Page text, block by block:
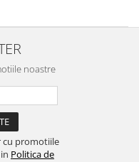
noastre
cu promotiile
Politica de